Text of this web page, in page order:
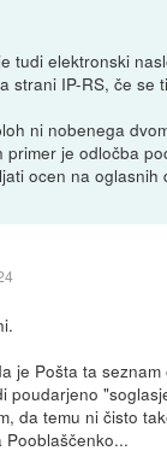
tudi elektronski
strani IP-RS, če se
ni nobenega
je odločba
ocen na oglasnih
je Pošta ta
poudarjeno
da temu ni čisto